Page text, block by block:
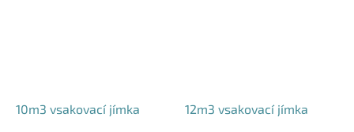
10m3 vsakovací jímka 12m3 vsakovací jímka